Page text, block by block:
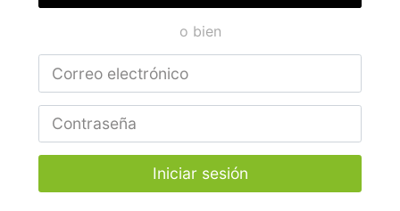
o bien
Iniciar sesión